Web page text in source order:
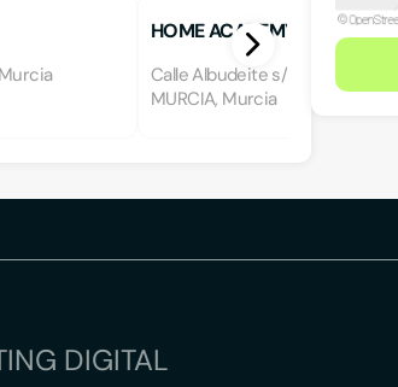
HOME ACADEMY
Calle Albudeite s/n, 30840,
MURCIA, Murcia
DIGITAL